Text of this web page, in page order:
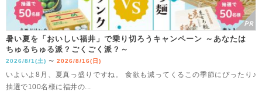
暑い夏を「おいしい福井」で乗り切ろうキャンペーン ～あなたは
ちゅるちゅる派？ごくごく派？～
2026/8/1(土) 〜 2026/8/16(日)
いよいよ8月、夏真っ盛りですね。 食欲も減ってくるこの季節にぴったり♪
抽選で100名様に福井の...